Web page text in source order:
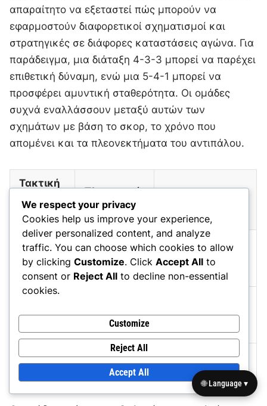
απαραίτητο να εξεταστεί πώς μπορούν να
εφαρμοστούν διαφορετικοί σχηματισμοί και
στρατηγικές σε διάφορες καταστάσεις αγώνα. Για
παράδειγμα, μια διάταξη 4-3-3 μπορεί να παρέχει
επιθετική δύναμη, ενώ μια 5-4-1 μπορεί να
προσφέρει αμυντική σταθερότητα. Οι ομάδες
συχνά εναλλάσσουν μεταξύ αυτών των
σχημάτων με βάση το σκορ, το χρόνο που
απομένει και τα πλεονεκτήματα του αντιπάλου.
Τακτική
Προσέγγι
ση
Πλεονεκτή
ματα
4-3-3
Υψηλό
επιθετικό
δυναμικό
Ευάλωτο σε
αντεπίθεσεις
5-4-1
αμυντική
διάταξη
επιθετικές
επιλογές
3-5-2
Έλεγχος στο
κέντρο
Αδυναμία στις
πτέρυγες
We respect your privacy
Cookies help us improve your experience,
deliver personalized content, and analyze
traffic. You can choose which cookies to allow
by clicking Customize. Click Accept All to
consent or Reject All to decline non-essential
cookies.
Customize
Reject All
Accept All
🌐 Language ▾